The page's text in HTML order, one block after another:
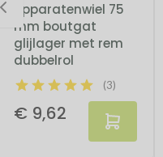
Apparatenwiel 75
mm boutgat
glijlager met rem
dubbelrol
(3)
€ 9,62